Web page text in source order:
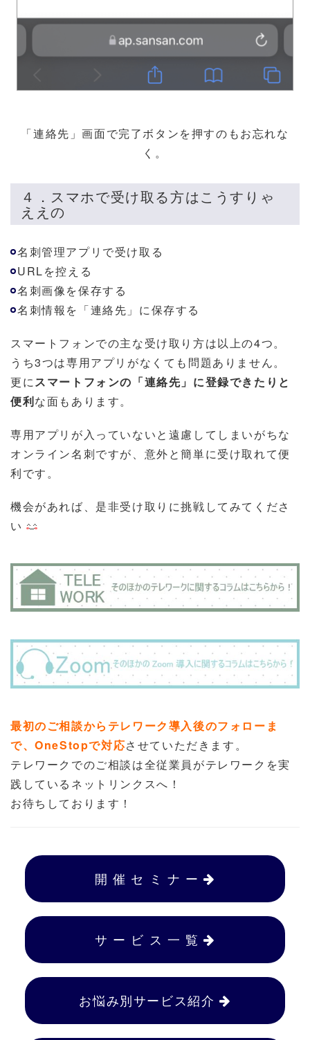
「連絡先」画面で完了ボタンを押すのもお忘れな
く。
４．スマホで受け取る方はこうすりゃ
ええの
名刺管理アプリで受け取る
URLを控える
名刺画像を保存する
名刺情報を「連絡先」に保存する
スマートフォンでの主な受け取り方は以上の4つ。
うち3つは専用アプリがなくても問題ありません。
更にスマートフォンの「連絡先」に登録できたりと
便利な面もあります。
専用アプリが入っていないと遠慮してしまいがちな
オンライン名刺ですが、意外と簡単に受け取れて便
利です。
機会があれば、是非受け取りに挑戦してみてくださ
い
最初のご相談からテレワーク導入後のフォローま
で、OneStopで対応させていただきます。
テレワークでのご相談は全従業員がテレワークを実
践しているネットリンクスへ！
お待ちしております！
開 催 セ ミ ナ ー
サ ー ビ ス 一 覧
お悩み別サービス紹介